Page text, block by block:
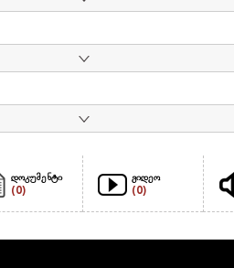
დოკუმენტი
(0)
ვიდეო
(0)